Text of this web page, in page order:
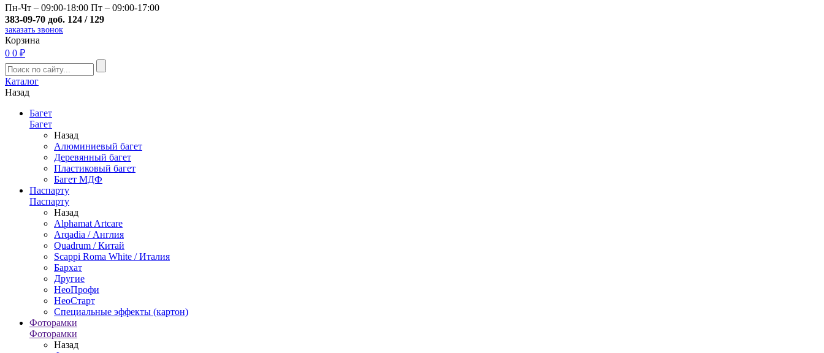
Пн-Чт – 09:00-18:00 Пт – 09:00-17:00
383-09-70 доб. 124 / 129
заказать звонок
Корзина
0 0 ₽
Каталог
Назад
Багет
Багет
Назад
Алюминиевый багет
Деревянный багет
Пластиковый багет
Багет МДФ
Паспарту
Паспарту
Назад
Alphamat Artcare
Arqadia / Англия
Quadrum / Китай
Scappi Roma White / Италия
Бархат
Другие
НеоПрофи
НеоСтарт
Специальные эффекты (картон)
Фоторамки
Фоторамки
Назад